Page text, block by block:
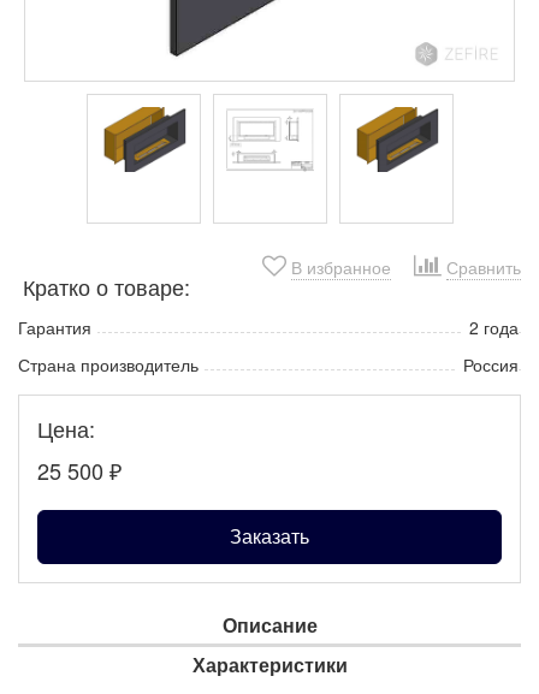
В избранное Сравнить
Кратко о товаре:
Гарантия
2 года
Страна производитель
Россия
Цена:
25 500 ₽
Заказать
Описание
Характеристики